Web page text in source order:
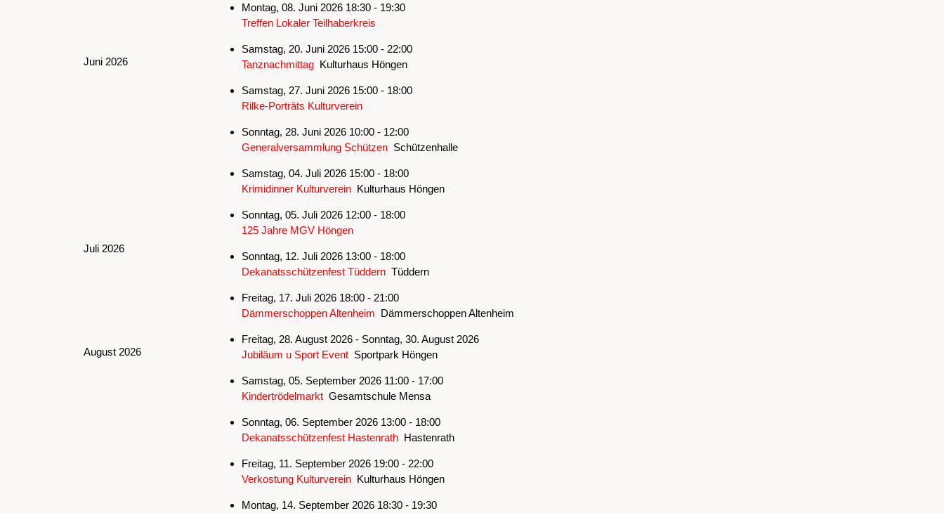
Juni 2026
Montag, 08. Juni 2026 18:30 - 19:30
Treffen Lokaler Teilhaberkreis
Samstag, 20. Juni 2026 15:00 - 22:00
TanznachmittagKulturhaus Höngen
Samstag, 27. Juni 2026 15:00 - 18:00
Rilke-Porträts Kulturverein
Sonntag, 28. Juni 2026 10:00 - 12:00
Generalversammlung SchützenSchützenhalle
Juli 2026
Samstag, 04. Juli 2026 15:00 - 18:00
Krimidinner KulturvereinKulturhaus Höngen
Sonntag, 05. Juli 2026 12:00 - 18:00
125 Jahre MGV Höngen
Sonntag, 12. Juli 2026 13:00 - 18:00
Dekanatsschützenfest TüddernTüddern
Freitag, 17. Juli 2026 18:00 - 21:00
Dämmerschoppen Altenheim Dämmerschoppen Altenheim
August 2026
Freitag, 28. August 2026 - Sonntag, 30. August 2026
Jubiläum u Sport EventSportpark Höngen
Samstag, 05. September 2026 11:00 - 17:00
KindertrödelmarktGesamtschule Mensa
Sonntag, 06. September 2026 13:00 - 18:00
Dekanatsschützenfest HastenrathHastenrath
Freitag, 11. September 2026 19:00 - 22:00
Verkostung KulturvereinKulturhaus Höngen
Montag, 14. September 2026 18:30 - 19:30